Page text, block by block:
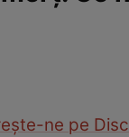
ne pe